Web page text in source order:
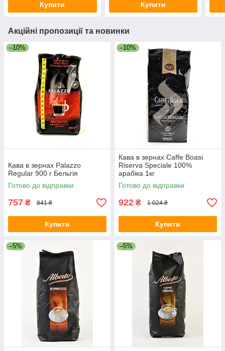
Купити Купити
Акційні пропозиції та новинки
–10%
Кава в зернах Palazzo
Regular 900 г Бельгія
Готово до відправки
757 ₴ 841 ₴
Купити
–10%
Кава в зернах Caffe Boasi
Riserva Speciale 100%
арабіка 1кг
Готово до відправки
922 ₴ 1 024 ₴
Купити
–5% –5%